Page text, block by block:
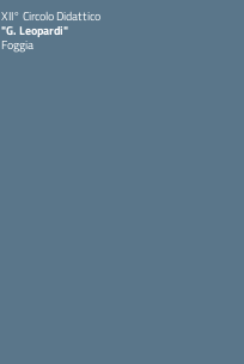
XII° Circolo Didattico
"G. Leopardi"
Foggia
— Visita la pagina iniziale della scuola